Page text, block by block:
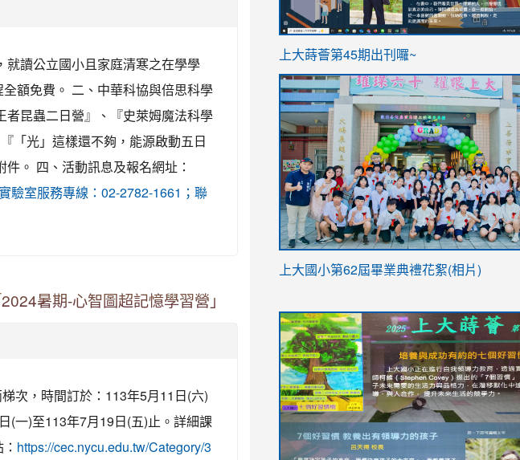
讀公立國小且家庭清寒之在學學
額免費。 二、中華科協與倍思科學
昆蟲二日營』、『史萊姆魔法科學
「光」這樣還不夠，能源啟動五日
。 四、活動訊息及報名網址：
驗室服務專線：02-2782-1661；聯
暑期-心智圖超記憶學習營」
次，時間訂於：113年5月11日(六)
(一)至113年7月19日(五)止。詳細課
https://cec.nycu.edu.tw/Category/3
ink
https://sites.google.com/stes.tyc.edu.tw/
link
https://sites.google.com/stes.tyc.edu.tw/
上大蒔薈第45期出刊囉~
link
YfDQppRvyMk686kIw6SBbssEIZ6WnT/
usp=sharing
上大國小第62屆畢業典禮花絮(相片)
to
https://drive.google.com/file/d/1I-
YfDQppRvyMk686kIw6SBbssEIZ6WnT/
usp=sharing
to
https://sites.google.com/stes.tyc.edu.tw/